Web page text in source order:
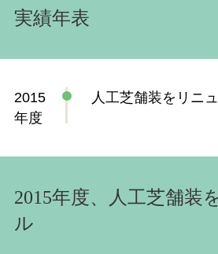
実績年表
2015
年度
人工芝舗装をリニ
2015年度、人工芝舗装
ル